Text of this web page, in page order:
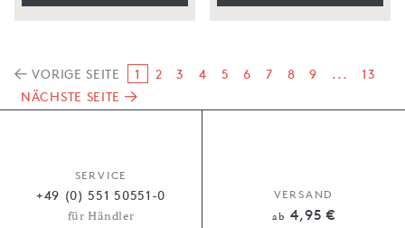
VORIGE SEITE 1 2 3 4 5 6 7 8 9 ...
13
NÄCHSTE SEITE
SERVICE
+49 (0) 551 50551-0
für Händler
VERSAND
ab 4,95 €